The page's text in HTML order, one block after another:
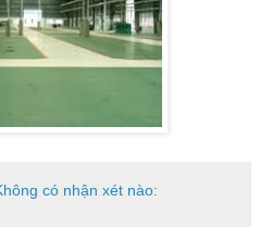
có nhận xét nào: